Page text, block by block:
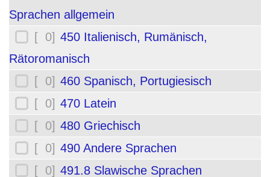
Sprachen allgemein
[ 0] 450 Italienisch, Rumänisch,
Rätoromanisch
[ 0] 460 Spanisch, Portugiesisch
[ 0] 470 Latein
[ 0] 480 Griechisch
[ 0] 490 Andere Sprachen
[ 0] 491.8 Slawische Sprachen